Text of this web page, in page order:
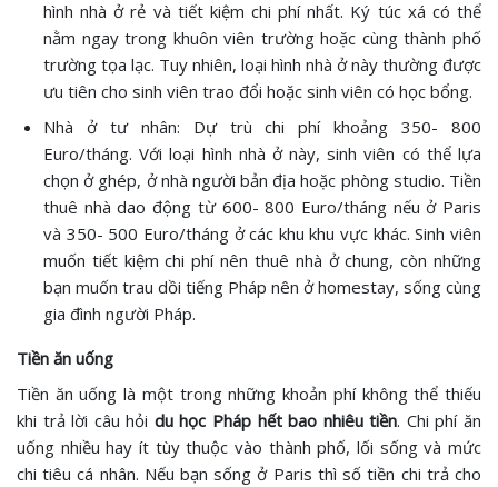
hình nhà ở rẻ và tiết kiệm chi phí nhất. Ký túc xá có thể
nằm ngay trong khuôn viên trường hoặc cùng thành phố
trường tọa lạc. Tuy nhiên, loại hình nhà ở này thường được
ưu tiên cho sinh viên trao đổi hoặc sinh viên có học bổng.
Nhà ở tư nhân: Dự trù chi phí khoảng 350- 800
Euro/tháng. Với loại hình nhà ở này, sinh viên có thể lựa
chọn ở ghép, ở nhà người bản địa hoặc phòng studio. Tiền
thuê nhà dao động từ 600- 800 Euro/tháng nếu ở Paris
và 350- 500 Euro/tháng ở các khu khu vực khác. Sinh viên
muốn tiết kiệm chi phí nên thuê nhà ở chung, còn những
bạn muốn trau dồi tiếng Pháp nên ở homestay, sống cùng
gia đình người Pháp.
Tiền ăn uống
Tiền ăn uống là một trong những khoản phí không thể thiếu
khi trả lời câu hỏi du học Pháp hết bao nhiêu tiền. Chi phí ăn
uống nhiều hay ít tùy thuộc vào thành phố, lối sống và mức
chi tiêu cá nhân. Nếu bạn sống ở Paris thì số tiền chi trả cho